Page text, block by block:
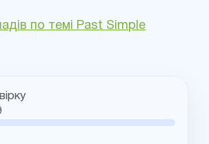
по темі Past Simple